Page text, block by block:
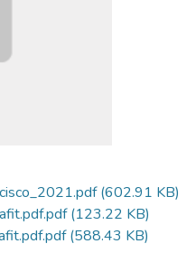
(602.91 KB)
(123.22 KB)
(588.43 KB)